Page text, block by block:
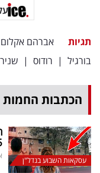
תגיות אברהם אקלום
בורגיל | רודוס |
הכתבות החמות
עסקאות השבוע בנדל"ן